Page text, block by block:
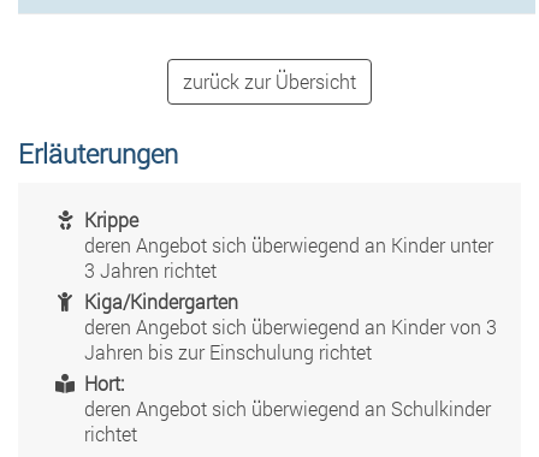
zurück zur Übersicht
Erläuterungen
Krippe
deren Angebot sich überwiegend an Kinder unter
3 Jahren richtet
Kiga/Kindergarten
deren Angebot sich überwiegend an Kinder von 3
Jahren bis zur Einschulung richtet
Hort:
deren Angebot sich überwiegend an Schulkinder
richtet